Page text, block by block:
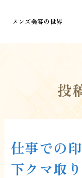
メンズ美容の世界
投
仕事での
下クマ取